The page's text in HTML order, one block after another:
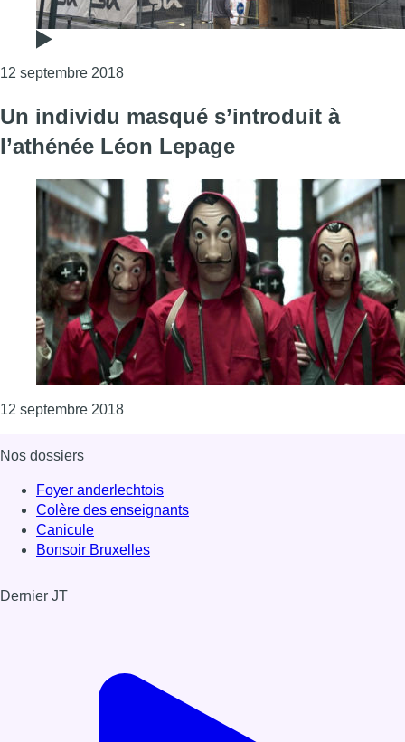
12 septembre 2018Consulter l'article "L’individu qui s’était
Un individu masqué s’introduit à
l’athénée Léon Lepage
12 septembre 2018Consulter l'article "Un individu masqué
Nos dossiers
Foyer anderlechtois
Colère des enseignants
Canicule
Bonsoir Bruxelles
Dernier JT